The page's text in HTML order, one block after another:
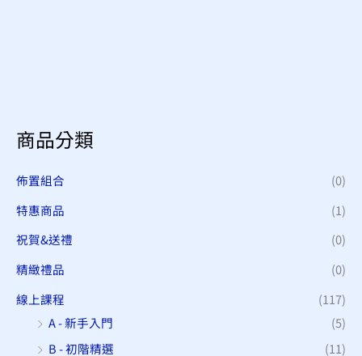
商品分類
佈置組合
(0)
特惠商品
(1)
祝賀&送禮
(0)
精緻禮品
(0)
線上課程
(117)
A - 新手入門
(5)
B - 初階精選
(11)